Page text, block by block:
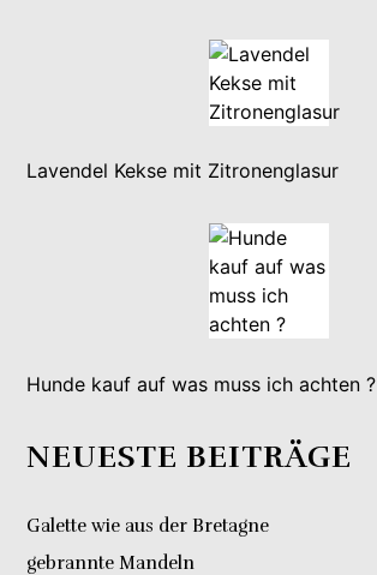
Lavendel Kekse mit Zitronenglasur
Hunde kauf auf was muss ich achten ?
NEUESTE BEITRÄGE
Galette wie aus der Bretagne
gebrannte Mandeln